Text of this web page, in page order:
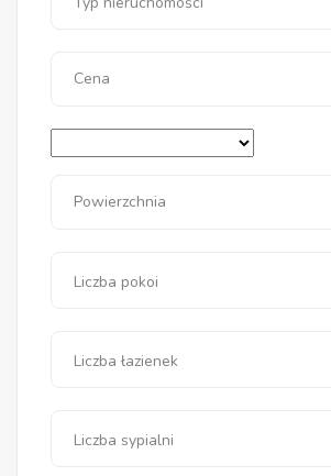
Cena
Powierzchnia
Liczba pokoi
Liczba łazienek
Liczba sypialni